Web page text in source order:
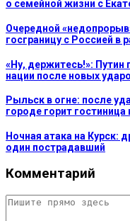
о семейной жизни с
Очередной
госграницу с Россией в
«Ну, держитесь!»: Путин
нации после новых
Рыльск в огне: после
городе горит
Ночная атака на Курск:
один пострадавший
Комментарий